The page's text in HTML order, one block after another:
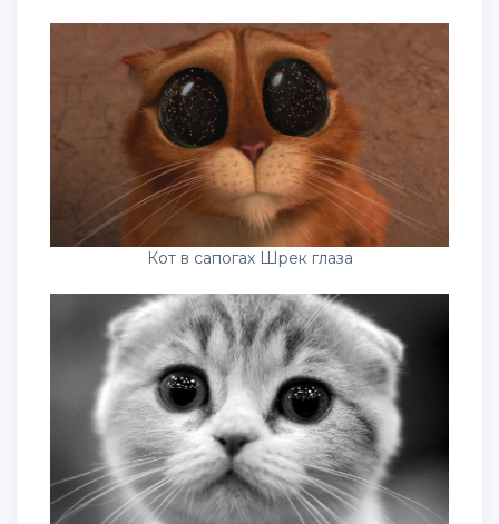
Кот в сапогах Шрек глаза